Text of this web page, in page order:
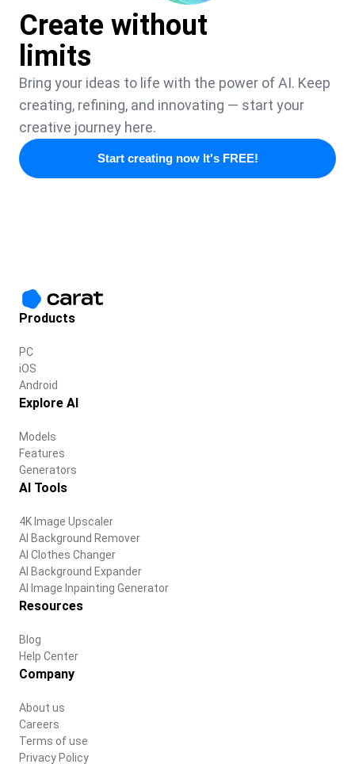
Create without
limits
Bring your ideas to life with the power of AI. Keep
creating, refining, and innovating — start your
creative journey here.
Start creating now It's FREE!
Products
PC
iOS
Android
Explore AI
Models
Features
Generators
AI Tools
4K Image Upscaler
AI Background Remover
AI Clothes Changer
AI Background Expander
AI Image Inpainting Generator
Resources
Blog
Help Center
Company
About us
Careers
Terms of use
Privacy Policy